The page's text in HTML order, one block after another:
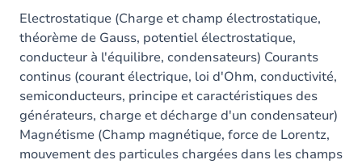
Electrostatique (Charge et champ électrostatique,
théorème de Gauss, potentiel électrostatique,
conducteur à l'équilibre, condensateurs) Courants
continus (courant électrique, loi d'Ohm, conductivité,
semiconducteurs, principe et caractéristiques des
générateurs, charge et décharge d'un condensateur)
Magnétisme (Champ magnétique, force de Lorentz,
mouvement des particules chargées dans les champs